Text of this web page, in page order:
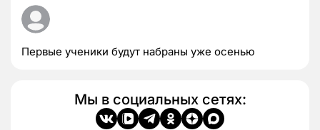
Первые ученики будут набраны уже осенью
Мы в социальных сетях: